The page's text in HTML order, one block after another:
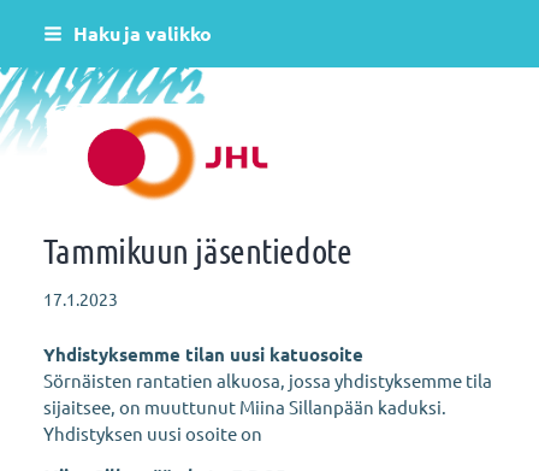
Siirry
sisältöön
Haku ja valikko
Helsingin varhaiskasvatus JHL ry 081
Tammikuun jäsentiedote
17.1.2023
Yhdistyksemme tilan uusi katuosoite
Sörnäisten rantatien alkuosa, jossa yhdistyksemme tila
sijaitsee, on muuttunut Miina Sillanpään kaduksi.
Yhdistyksen uusi osoite on